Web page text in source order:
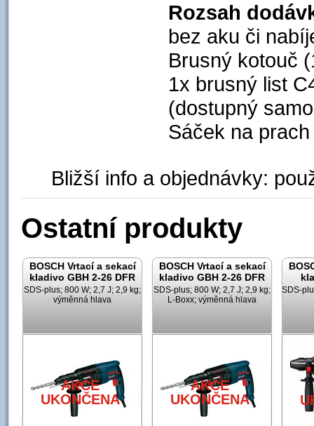
Rozsah
bez aku či
Brusný kotouč
1x brusný list
(dostupný
Sáček na
Bližší info a objednávky:
Ostatní produkty
BOSCH Vrtací a sekací
kladivo GBH 2-26 DFR
SDS-plus; 800 W; 2,7 J; 2,9 kg;
výměnná hlava
AKCE
UKONČENA
BOSCH Vrtací a sekací
kladivo GBH 2-26 DFR
SDS-plus; 800 W; 2,7 J; 2,9 kg;
L-Boxx; výměnná hlava
AKCE
UKONČENA
SDS-